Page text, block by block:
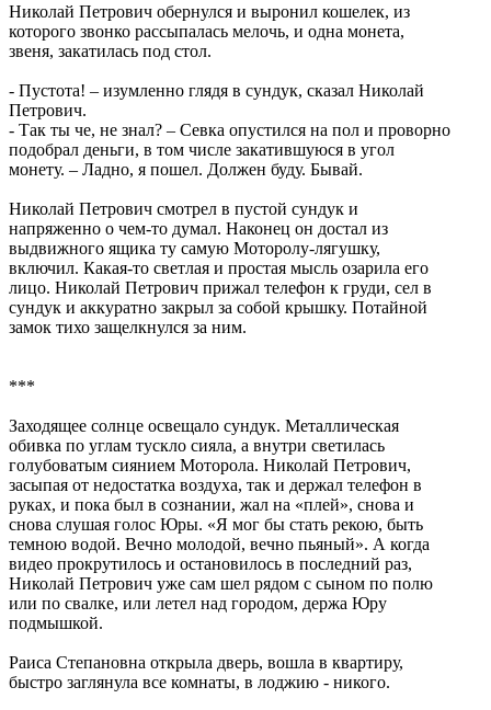
Николай Петрович обернулся и выронил кошелек, из
которого звонко рассыпалась мелочь, и одна монета,
звеня, закатилась под стол.
- Пустота! – изумленно глядя в сундук, сказал Николай
Петрович.
- Так ты че, не знал? – Севка опустился на пол и проворно
подобрал деньги, в том числе закатившуюся в угол
монету. – Ладно, я пошел. Должен буду. Бывай.
Николай Петрович смотрел в пустой сундук и
напряженно о чем-то думал. Наконец он достал из
выдвижного ящика ту самую Моторолу-лягушку,
включил. Какая-то светлая и простая мысль озарила его
лицо. Николай Петрович прижал телефон к груди, сел в
сундук и аккуратно закрыл за собой крышку. Потайной
замок тихо защелкнулся за ним.
***
Заходящее солнце освещало сундук. Металлическая
обивка по углам тускло сияла, а внутри светилась
голубоватым сиянием Моторола. Николай Петрович,
засыпая от недостатка воздуха, так и держал телефон в
руках, и пока был в сознании, жал на «плей», снова и
снова слушая голос Юры. «Я мог бы стать рекою, быть
темною водой. Вечно молодой, вечно пьяный». А когда
видео прокрутилось и остановилось в последний раз,
Николай Петрович уже сам шел рядом с сыном по полю
или по свалке, или летел над городом, держа Юру
подмышкой.
Раиса Степановна открыла дверь, вошла в квартиру,
быстро заглянула все комнаты, в лоджию - никого.